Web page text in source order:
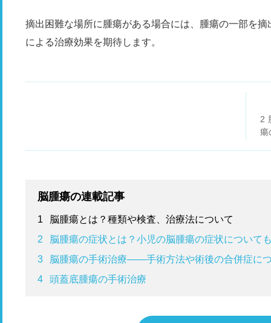
摘出困難な場所に腫瘍がある場合には、腫瘍の一部を
による治療効果を期待します。
2
瘍
脳腫瘍の連載記事
1
脳腫瘍とは？種類や検査、治療法について
2
脳腫瘍の症状とは？小児の脳腫瘍の症状について
3
脳腫瘍の手術治療——手術方法や術後の合併症に
4
頭蓋底腫瘍の手術治療